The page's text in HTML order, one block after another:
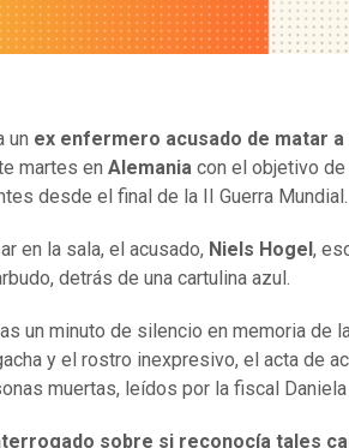
un ex enfermero acusado de matar
martes en Alemania con el objetivo
desde el final de la II Guerra Mundial.
en la sala, el acusado, Niels Hogel ,
detrás de una cartulina azul.
un minuto de silencio en memoria de
y el rostro inexpresivo, el acta de
muertas, leídos por la fiscal
sobre si reconocía tales